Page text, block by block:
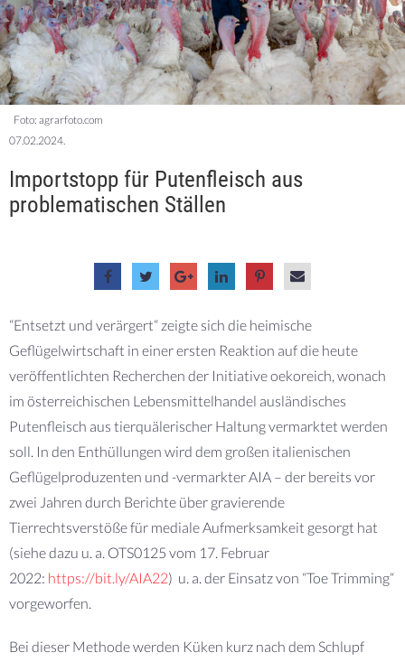
Foto: agrarfoto.com
07.02.2024.
Importstopp für Putenfleisch aus
problematischen Ställen
“Entsetzt und verärgert“ zeigte sich die heimische
Geflügelwirtschaft in einer ersten Reaktion auf die heute
veröffentlichten Recherchen der Initiative oekoreich, wonach
im österreichischen Lebensmittelhandel ausländisches
Putenfleisch aus tierquälerischer Haltung vermarktet werden
soll. In den Enthüllungen wird dem großen italienischen
Geflügelproduzenten und -vermarkter AIA – der bereits vor
zwei Jahren durch Berichte über gravierende
Tierrechtsverstöße für mediale Aufmerksamkeit gesorgt hat
(siehe dazu u. a. OTS0125 vom 17. Februar
2022: https://bit.ly/AIA22) u. a. der Einsatz von “Toe Trimming“
vorgeworfen.
Bei dieser Methode werden Küken kurz nach dem Schlupf